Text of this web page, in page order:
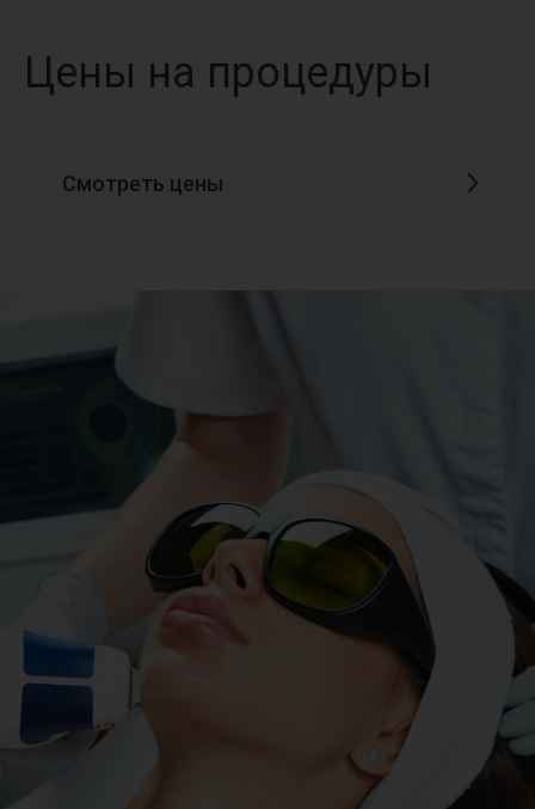
Цены на процедуры
Смотреть цены